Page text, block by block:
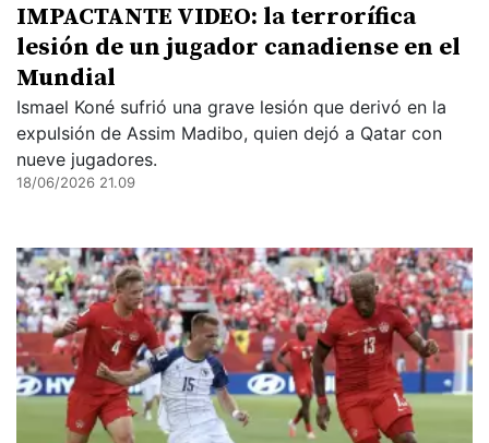
IMPACTANTE VIDEO: la terrorífica
lesión de un jugador canadiense en el
Mundial
Ismael Koné sufrió una grave lesión que derivó en la
expulsión de Assim Madibo, quien dejó a Qatar con
nueve jugadores.
18/06/2026 21.09